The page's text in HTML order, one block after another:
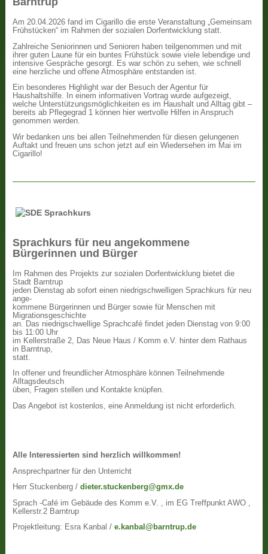
Am 20.04.2026 fand im Cigarillo die erste Veranstaltung „Gemeinsam
Frühstücken“ im Rahmen der sozialen Dorfentwicklung statt.
Zahlreiche Seniorinnen und Senioren haben teilgenommen und mit
ihrer guten Laune für ein buntes Frühstück sowie viele lebendige und
intensive Gespräche gesorgt. Es war schön zu sehen, wie schnell
eine herzliche und offene Atmosphäre entstanden ist.
Ein besonderes Highlight war der Besuch der Agentur für
Haushaltshilfe. In einem informativen Vortrag wurde aufgezeigt,
welche Unterstützungsmöglichkeiten es im Haushalt und Alltag gibt –
bereits ab Pflegegrad 1 können hier wertvolle Hilfen in Anspruch
genommen werden.
Wir bedanken uns bei allen Teilnehmenden für diesen gelungenen
Auftakt und freuen uns schon jetzt auf ein Wiedersehen im Mai im
Cigarillo!
Sprachkurs für neu angekommene
Bürgerinnen und Bürger
Im Rahmen des Projekts zur sozialen Dorfentwicklung bietet die
Stadt Barntrup
jeden Dienstag ab sofort einen niedrigschwelligen Sprachkurs für neu
ange-
kommene Bürgerinnen und Bürger sowie für Menschen mit
Migrationsgeschichte
an. Das niedrigschwellige Sprachcafé findet jeden Dienstag von 9:00
bis 11:00 Uhr
im Kellerstraße 2, Das Neue Haus / Komm e.V. hinter dem Rathaus
in Barntrup,
statt.
In offener und freundlicher Atmosphäre können Teilnehmende
Alltagsdeutsch
üben, Fragen stellen und Kontakte knüpfen.
Das Angebot ist kostenlos, eine Anmeldung ist nicht erforderlich.
Alle Interessierten sind herzlich willkommen!
Ansprechpartner für den Unterricht
Herr Stuckenberg /dieter.stuckenberg@gmx.de
Sprach -Café im Gebäude des Komm e.V. , im EG Treffpunkt AWO ,
Kellerstr.2 Barntrup
Projektleitung: Esra Kanbal /e.kanbal@barntrup.de